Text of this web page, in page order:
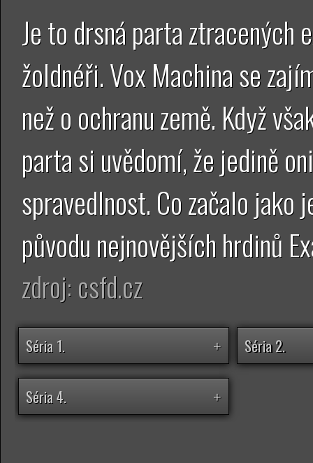
Je to drsná parta ztracených
žoldnéři. Vox Machina se
než o ochranu země. Když
parta si uvědomí, že jedině
spravedlnost. Co začalo jako
původu nejnovějších hrdinů
zdroj: csfd.cz
Séria 1. + Séria 2.
Séria 4. +